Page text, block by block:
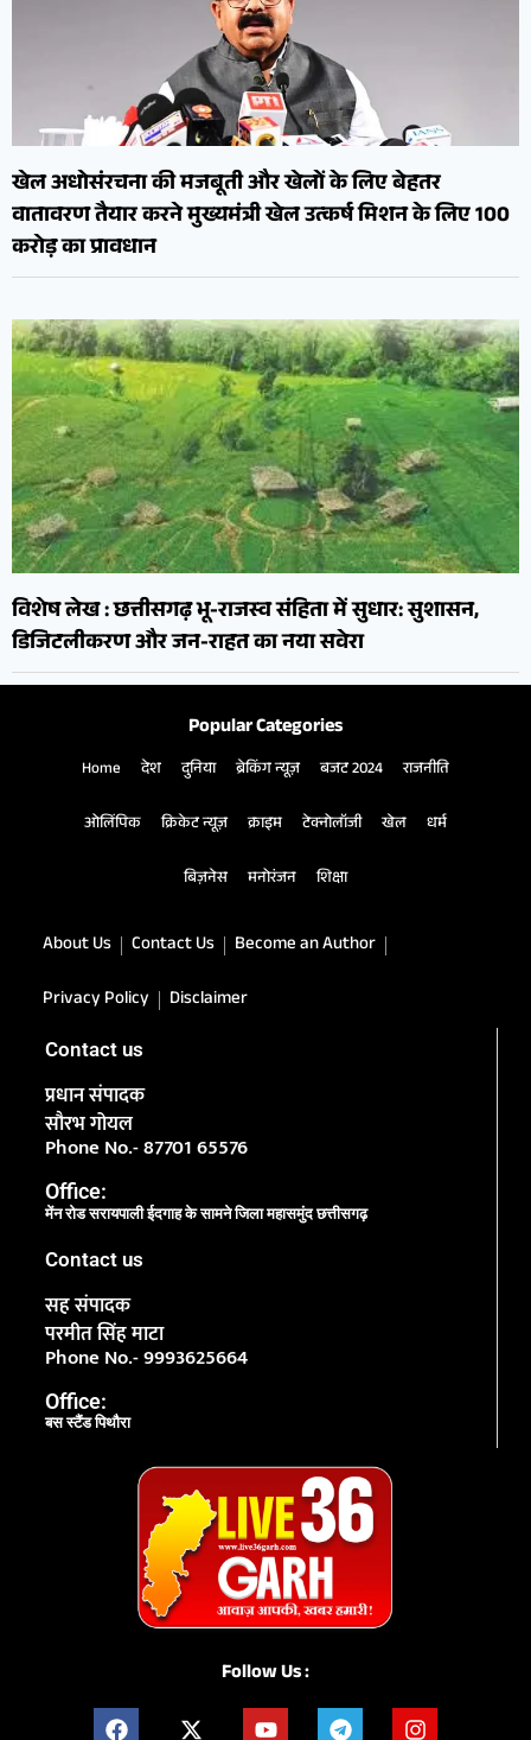
खेल अधोसंरचना की मजबूती और खेलों के लिए बेहतर
वातावरण तैयार करने मुख्यमंत्री खेल उत्कर्ष मिशन के लिए 100
करोड़ का प्रावधान
विशेष लेख : छत्तीसगढ़ भू-राजस्व संहिता में सुधार: सुशासन,
डिजिटलीकरण और जन-राहत का नया सवेरा
Popular Categories
Home देश दुनिया ब्रेकिंग न्यूज़ बजट 2024 राजनीति
ओलिंपिक क्रिकेट न्यूज़ क्राइम टेक्नोलॉजी खेल धर्म
बिज़नेस मनोरंजन शिक्षा
About Us Contact Us
Become an Author
Privacy Policy
Disclaimer
Contact us
प्रधान संपादक
सौरभ गोयल
Phone No.- 87701 65576
Office:
मेंन रोड सरायपाली ईदगाह के सामने जिला महासमुंद छत्तीसगढ़
Contact us
सह संपादक
परमीत सिंह माटा
Phone No.- 9993625664
Office:
बस स्टैंड पिथौरा
Follow Us :